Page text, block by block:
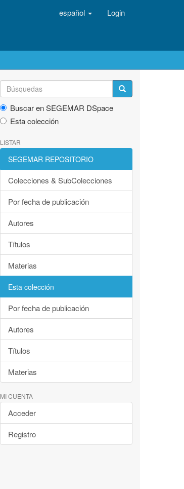
español Login
Buscar en SEGEMAR DSpace
Esta colección
LISTAR
SEGEMAR REPOSITORIO
Colecciones & SubColecciones
Por fecha de publicación
Autores
Títulos
Materias
Esta colección
Por fecha de publicación
Autores
Títulos
Materias
MI CUENTA
Acceder
Registro